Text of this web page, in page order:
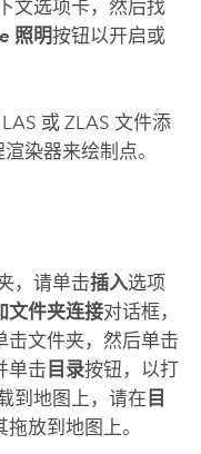
文选项卡，然后找
照明按钮以开启或
或 ZLAS 文件添
染器来绘制点。
，请单击插入选项
文件夹连接对话框，
击文件夹，然后单击
单击 目录按钮，以打
到地图上，请在 目
放到地图上。